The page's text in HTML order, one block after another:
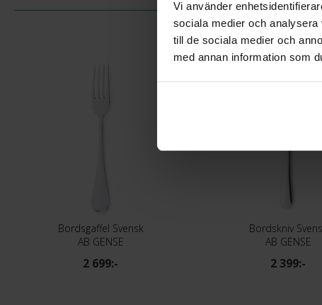
Vi använder
sociala medier och
till de sociala medier och
med annan information som
Bordsgaffel Svensk
AB GENSE
2 699:-
Bordskniv
AB GENSE
2 399:-